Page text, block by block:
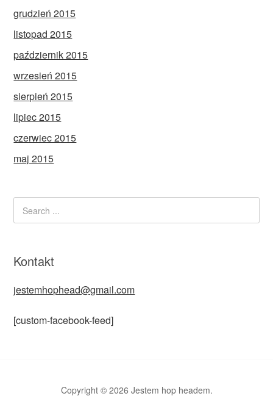
grudzień 2015
listopad 2015
październik 2015
wrzesień 2015
sierpień 2015
lipiec 2015
czerwiec 2015
maj 2015
Kontakt
jestemhophead@gmail.com
[custom-facebook-feed]
Copyright © 2026 Jestem hop headem.